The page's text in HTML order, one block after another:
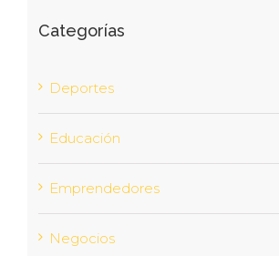
Categorías
Deportes
Educación
Emprendedores
Negocios